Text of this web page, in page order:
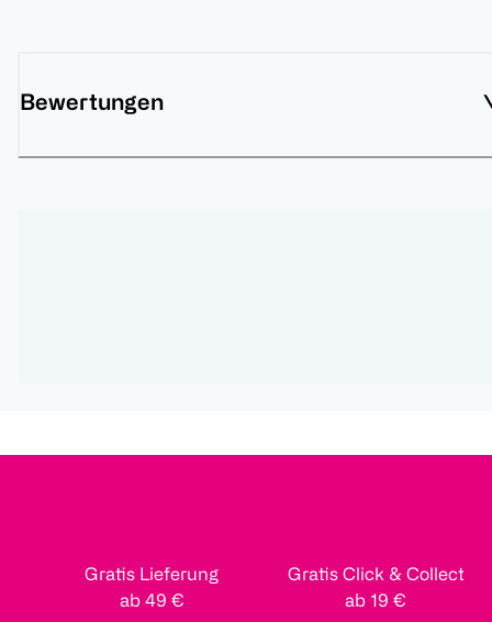
Bewertungen
Gratis Lieferung
ab 49 €
Gratis Click & Collect
ab 19 €